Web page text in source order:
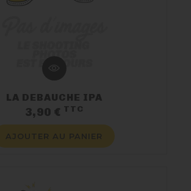
LA DEBAUCHE IPA
3,90 € TTC
AJOUTER AU PANIER